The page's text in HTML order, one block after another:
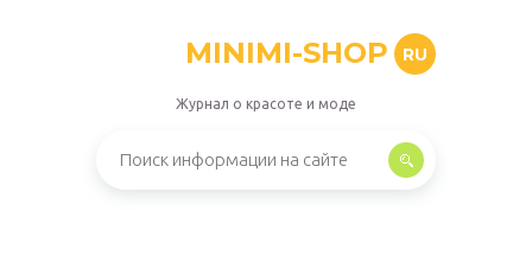
MINIMI-SHOP RU
Журнал о красоте и моде